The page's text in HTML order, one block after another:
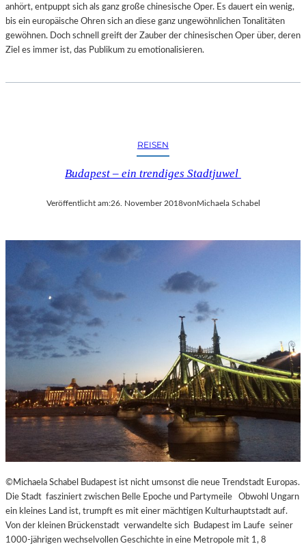
anhört, entpuppt sich als ganz große chinesische Oper. Es dauert ein wenig,
bis ein europäische Ohren sich an diese ganz ungewöhnlichen Tonalitäten
gewöhnen. Doch schnell greift der Zauber der chinesischen Oper über, deren
Ziel es immer ist, das Publikum zu emotionalisieren.
REISEN
Budapest – ein trendiges Stadtjuwel
Veröffentlicht am:26. November 2018vonMichaela Schabel
©Michaela Schabel Budapest ist nicht umsonst die neue Trendstadt Europas.
Die Stadt fasziniert zwischen Belle Epoche und Partymeile Obwohl Ungarn
ein kleines Land ist, trumpft es mit einer mächtigen Kulturhauptstadt auf.
Von der kleinen Brückenstadt verwandelte sich Budapest im Laufe seiner
1000-jährigen wechselvollen Geschichte in eine Metropole mit 1, 8